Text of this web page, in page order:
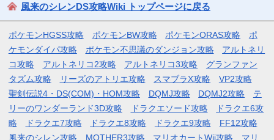
風来のシレンDS攻略Wiki トップページに戻る
ポケモンHGSS攻略 ポケモンBW攻略 ポケモンORAS攻略
ポ
ケモンダイパ攻略
ポケモン不思議のダンジョン攻略
アルトネリ
コ攻略
アルトネリコ2攻略 アルトネリコ3攻略
グランファン
タズム攻略
リーズのアトリエ攻略 スマブラX攻略
VP2攻略
聖剣伝説4・DS(COM)・HOM攻略
DQMJ攻略 DQMJ2攻略
テ
リーのワンダーランド3D攻略
ドラクエソード攻略
ドラクエ6攻
略
ドラクエ7攻略 ドラクエ8攻略 ドラクエ9攻略
FF12攻略
風来のシレン攻略
MOTHER3攻略 マリオカートWii攻略 マリ